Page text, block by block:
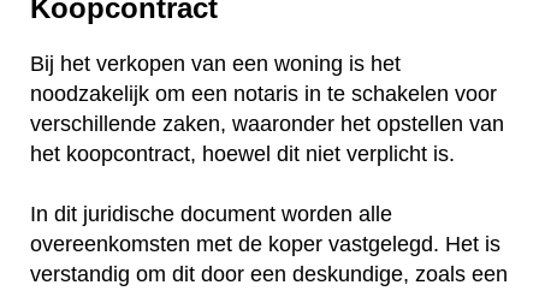
Koopcontract
Bij het verkopen van een woning is het
noodzakelijk om een notaris in te schakelen voor
verschillende zaken, waaronder het opstellen van
het koopcontract, hoewel dit niet verplicht is.
In dit juridische document worden alle
overeenkomsten met de koper vastgelegd. Het is
verstandig om dit door een deskundige, zoals een